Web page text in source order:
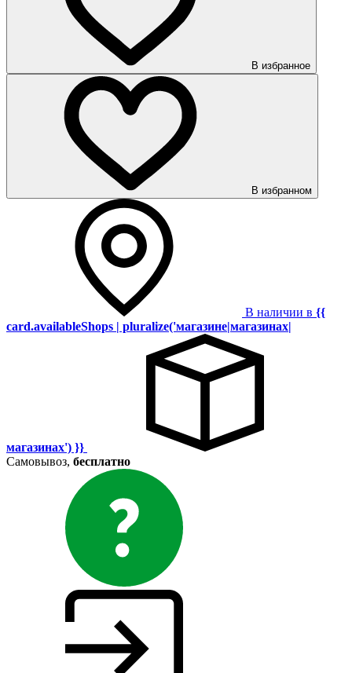
В избранное
В избранном
В наличии в {{
card.availableShops | pluralize('магазине|магазинах|
магазинах') }}
Самовывоз, бесплатно